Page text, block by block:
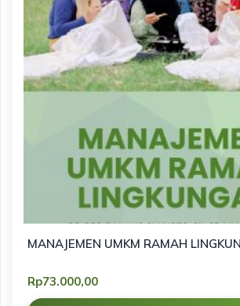
MANAJEMEN UMKM RAMAH
Rp73.000,00